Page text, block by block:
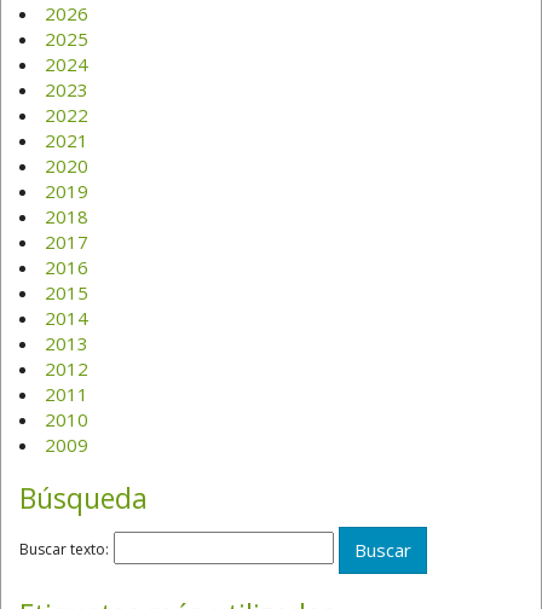
2026
2025
2024
2023
2022
2021
2020
2019
2018
2017
2016
2015
2014
2013
2012
2011
2010
2009
Búsqueda
Buscar texto: